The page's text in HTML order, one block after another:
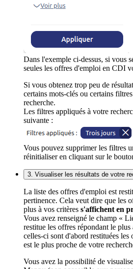
Dans l'exemple ci-dessus, si vous
seules les offres d'emploi en CDI
Si vous obtenez trop peu de
certains mots-clés ou certains
recherche.
Les filtres appliqués à votre
suivante :
Vous pouvez supprimer les filtres
réinitialiser en cliquant sur le
3. Visualiser les résultats de votre
La liste des offres d'emploi est
pertinence. Cela veut dire que les
plus à vos critères s'affichent en
Vous avez renseigné le champ «
restitue les offres répondant le plus
celles-ci sont d'abord restituées
est le plus proche de votre
Vous avez la possibilité de